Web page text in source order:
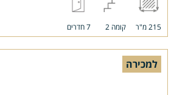
215 מ"ר קומה 2 7 חדרים
למכירה